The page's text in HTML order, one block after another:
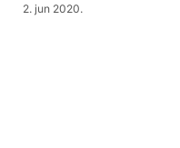
2. jun 2020.